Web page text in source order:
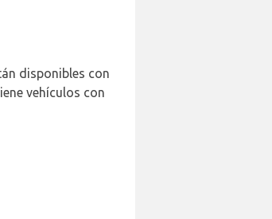
disponibles con
vehículos con